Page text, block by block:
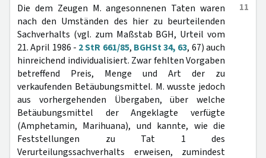
11
Die dem Zeugen M. angesonnenen Taten waren
nach den Umständen des hier zu beurteilenden
Sachverhalts (vgl. zum Maßstab BGH, Urteil vom
21. April 1986 - 2 StR 661/85, BGHSt 34, 63, 67) auch
hinreichend individualisiert. Zwar fehlten Vorgaben
betreffend Preis, Menge und Art der zu
verkaufenden Betäubungsmittel. M. wusste jedoch
aus vorhergehenden Übergaben, über welche
Betäubungsmittel der Angeklagte verfügte
(Amphetamin, Marihuana), und kannte, wie die
Feststellungen zu Tat 1 des
Verurteilungssachverhalts erweisen, zumindest